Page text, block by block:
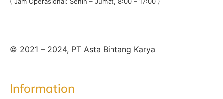
© 2021 – 2024, PT Asta Bintang Karya
Information